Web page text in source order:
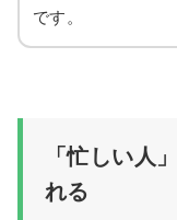
です。
「忙しい人
れる